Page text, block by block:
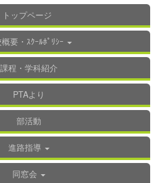
トップページ
要・ｽｸｰﾙﾎﾟﾘｼｰ
課程・学科紹介
PTAより
部活動
進路指導
同窓会